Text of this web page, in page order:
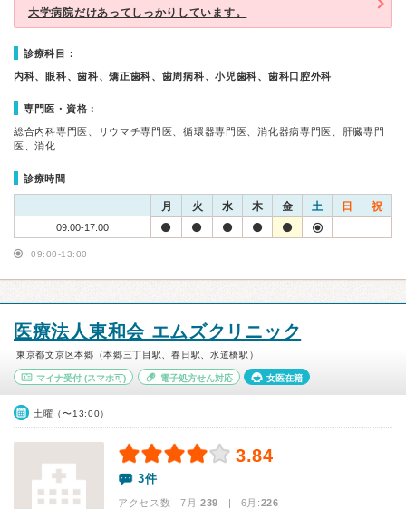
大学病院だけあってしっかりしています。
診療科目：
内科、眼科、歯科、矯正歯科、歯周病科、小児歯科、歯科口腔外科
専門医・資格：
総合内科専門医、リウマチ専門医、循環器専門医、消化器病専門医、肝臓専門
医、消化…
診療時間
月 火 水 木 金 土 日 祝
09:00-17:00
09:00-13:00
医療法人東和会 エムズクリニック
東京都文京区本郷（本郷三丁目駅、春日駅、水道橋駅）
マイナ受付 (スマホ可) 電子処方せん対応 女医在籍
土曜（〜13:00）
3.84
3件
アクセス数 7月:239 | 6月:226